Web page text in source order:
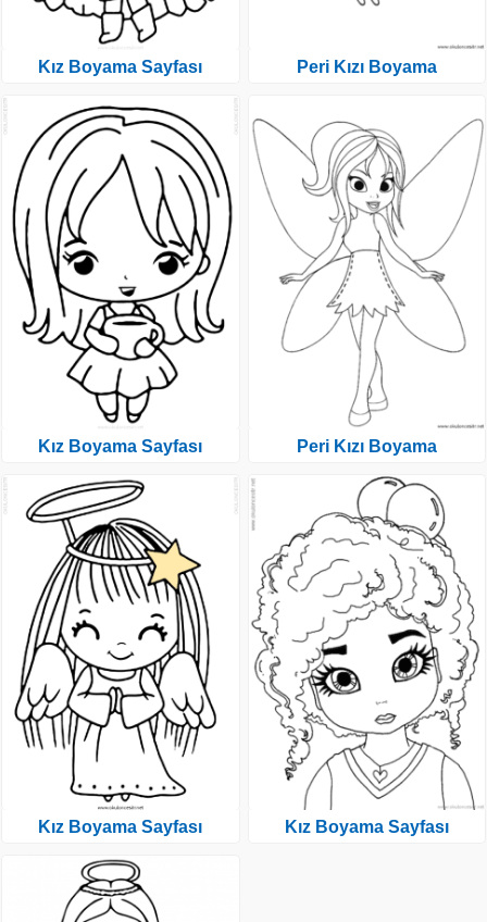
Kız Boyama Sayfası
Kız Boyama Sayfası
Kız Boyama Sayfası
Peri Kızı Boyama
Peri Kızı Boyama
Kız Boyama Sayfası